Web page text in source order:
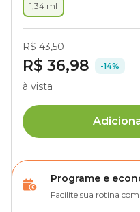
1,34 ml
R$ 43,50
R$ 36,98 -14%
à vista
Programe e
Facilite sua rotina